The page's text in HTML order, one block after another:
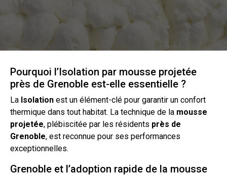
Pourquoi l’Isolation par mousse projetée
près de Grenoble est-elle essentielle ?
La Isolation est un élément-clé pour garantir un confort
thermique dans tout habitat. La technique de la mousse
projetée, plébiscitée par les résidents près de
Grenoble, est reconnue pour ses performances
exceptionnelles.
Grenoble et l’adoption rapide de la mousse